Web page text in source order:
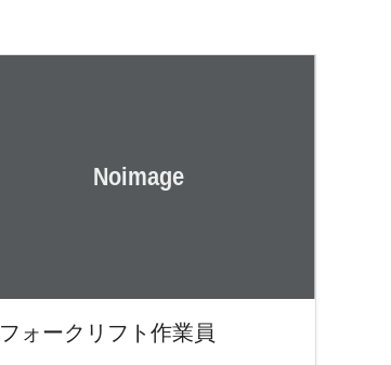
フォークリフト作業員